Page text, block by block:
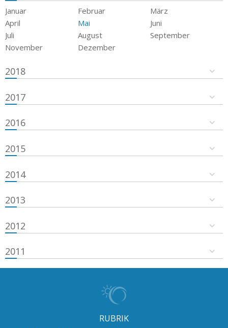
Januar Februar
März
April
Mai
Juni
Juli
August
September
November
Dezember
2018
2017
2016
2015
2014
2013
2012
2011
RUBRIK